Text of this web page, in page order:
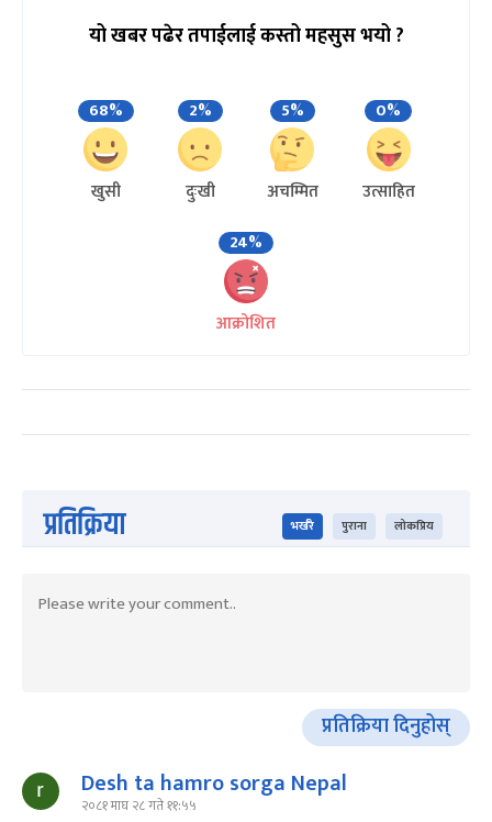
यो खबर पढेर तपाईलाई कस्तो महसुस भयो ?
68%
खुसी
2%
दुःखी
5%
अचम्मित
0%
उत्साहित
24%
आक्रोशित
प्रतिक्रिया भर्खरै पुराना लोकप्रिय
प्रतिक्रिया दिनुहोस्
Desh ta hamro sorga Nepal
२०८१ माघ २८ गते ११:५५